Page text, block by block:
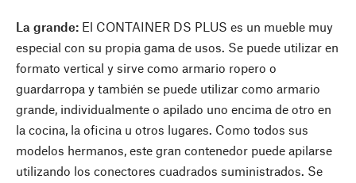
La grande: El CONTAINER DS PLUS es un mueble muy
especial con su propia gama de usos. Se puede utilizar en
formato vertical y sirve como armario ropero o
guardarropa y también se puede utilizar como armario
grande, individualmente o apilado uno encima de otro en
la cocina, la oficina u otros lugares. Como todos sus
modelos hermanos, este gran contenedor puede apilarse
utilizando los conectores cuadrados suministrados. Se